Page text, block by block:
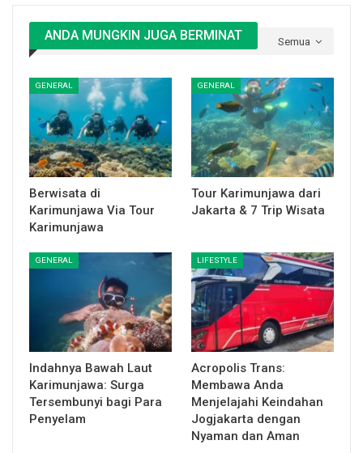
Semua
ANDA MUNGKIN JUGA BERMINAT
GENERAL
Berwisata di
Karimunjawa Via Tour
Karimunjawa
GENERAL
Tour Karimunjawa dari
Jakarta & 7 Trip Wisata
GENERAL
Indahnya Bawah Laut
Karimunjawa: Surga
Tersembunyi bagi Para
Penyelam
LIFESTYLE
Acropolis Trans:
Membawa Anda
Menjelajahi Keindahan
Jogjakarta dengan
Nyaman dan Aman